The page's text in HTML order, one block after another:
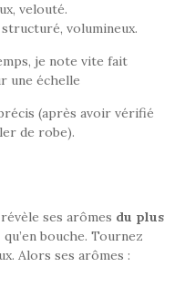
velouté.
volumineux.
je note vite fait
une échelle
(après avoir vérifié
de robe).
ses arômes du plus
bouche. Tournez
Alors ses arômes :